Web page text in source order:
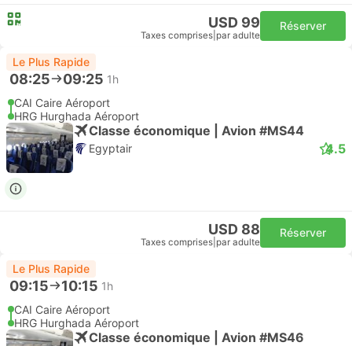
USD 99
Taxes comprises par adulte
Réserver
Le Plus Rapide
08:25 09:25 1h
CAI Caire Aéroport
HRG Hurghada Aéroport
Classe économique | Avion #MS44
Egyptair 4.5
USD 88
Taxes comprises par adulte
Réserver
Le Plus Rapide
09:15 10:15 1h
CAI Caire Aéroport
HRG Hurghada Aéroport
Classe économique | Avion #MS46